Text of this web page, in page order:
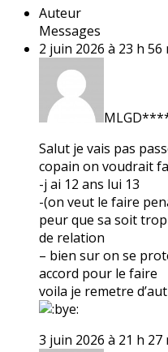
Auteur
Messages
2 juin 2026 à 23 h 56
Salut je vais pas
copain on voudrait
-j ai 12 ans lui 13
-(on veut le faire
peur que sa soit
de relation
– bien sur on se
accord pour le faire
voila je remetre
3 juin 2026 à 21 h 27